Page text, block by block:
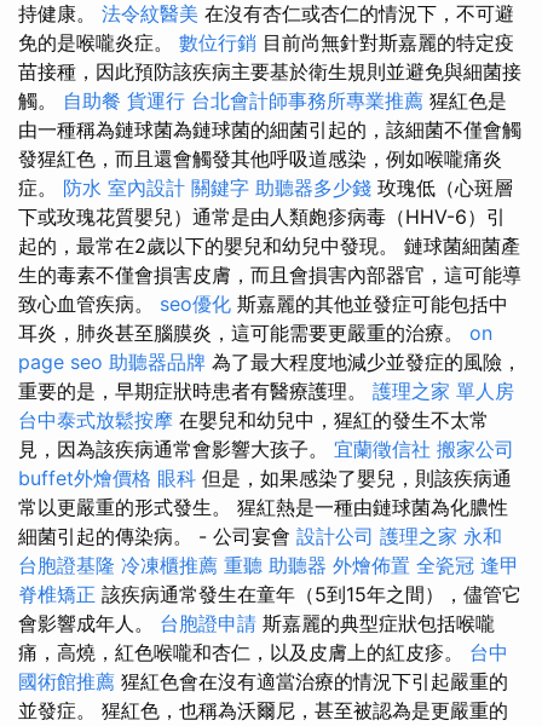
持健康。 法令紋醫美 在沒有杏仁或杏仁的情況下，不可避
免的是喉嚨炎症。 數位行銷 目前尚無針對斯嘉麗的特定疫
苗接種，因此預防該疾病主要基於衛生規則並避免與細菌接
觸。 自助餐 貨運行 台北會計師事務所專業推薦 猩紅色是
由一種稱為鏈球菌為鏈球菌的細菌引起的，該細菌不僅會觸
發猩紅色，而且還會觸發其他呼吸道感染，例如喉嚨痛炎
症。 防水 室內設計 關鍵字 助聽器多少錢 玫瑰低（心斑層
下或玫瑰花質嬰兒）通常是由人類皰疹病毒（HHV-6）引
起的，最常在2歲以下的嬰兒和幼兒中發現。 鏈球菌細菌產
生的毒素不僅會損害皮膚，而且會損害內部器官，這可能導
致心血管疾病。 seo優化 斯嘉麗的其他並發症可能包括中
耳炎，肺炎甚至腦膜炎，這可能需要更嚴重的治療。 on
page seo 助聽器品牌 為了最大程度地減少並發症的風險，
重要的是，早期症狀時患者有醫療護理。 護理之家 單人房
台中泰式放鬆按摩 在嬰兒和幼兒中，猩紅的發生不太常
見，因為該疾病通常會影響大孩子。 宜蘭徵信社 搬家公司
buffet外燴價格 眼科 但是，如果感染了嬰兒，則該疾病通
常以更嚴重的形式發生。 猩紅熱是一種由鏈球菌為化膿性
細菌引起的傳染病。 - 公司宴會 設計公司 護理之家 永和
台胞證基隆 冷凍櫃推薦 重聽 助聽器 外燴佈置 全瓷冠 逢甲
脊椎矯正 該疾病通常發生在童年（5到15年之間），儘管它
會影響成年人。 台胞證申請 斯嘉麗的典型症狀包括喉嚨
痛，高燒，紅色喉嚨和杏仁，以及皮膚上的紅皮疹。 台中
國術館推薦 猩紅色會在沒有適當治療的情況下引起嚴重的
並發症。 猩紅色，也稱為沃爾尼，甚至被認為是更嚴重的